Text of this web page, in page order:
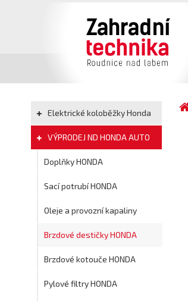
Elektrické koloběžky Honda
VÝPRODEJ ND HONDA AUTO
Doplňky HONDA
Sací potrubí HONDA
Oleje a provozní kapaliny
Brzdové destičky HONDA
Brzdové kotouče HONDA
Pylové filtry HONDA